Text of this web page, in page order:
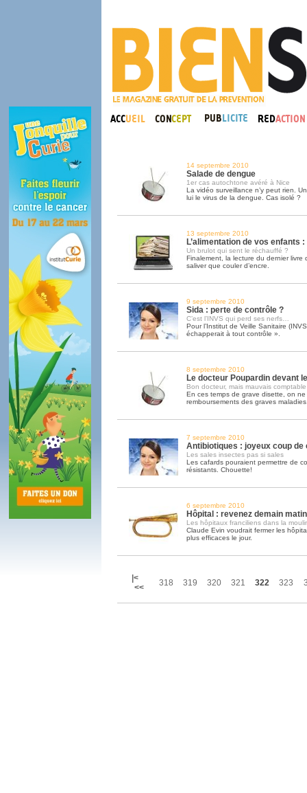
14 septembre 2010
Salade de dengue
1er cas autochtone avéré à Nice
La vidéo surveillance n’y peut rien.
lui le virus de la dengue. Cas isolé ?
13 septembre 2010
L’alimentation de vos enfants
Un brulot qui sent le réchauffé ?
Finalement, la lecture du dernier livre
saliver que couler d’encre.
9 septembre 2010
Sida : perte de contrôle ?
C’est l’INVS qui perd ses nerfs…
Pour l’Institut de Veille Sanitaire
échapperait à tout contrôle ».
8 septembre 2010
Le docteur Poupardin devant
Bon docteur, mais mauvais comptable
En ces temps de grave disette, on
remboursements des graves
7 septembre 2010
Antibiotiques : joyeux coup de
Les sales insectes pas si sales
Les cafards pouraient permettre de
résistants. Chouette!
6 septembre 2010
Hôpital : revenez demain
Les hôpitaux franciliens dans la
Claude Evin voudrait fermer les
plus efficaces le jour.
|<
<<
318 319 320 321 322 323